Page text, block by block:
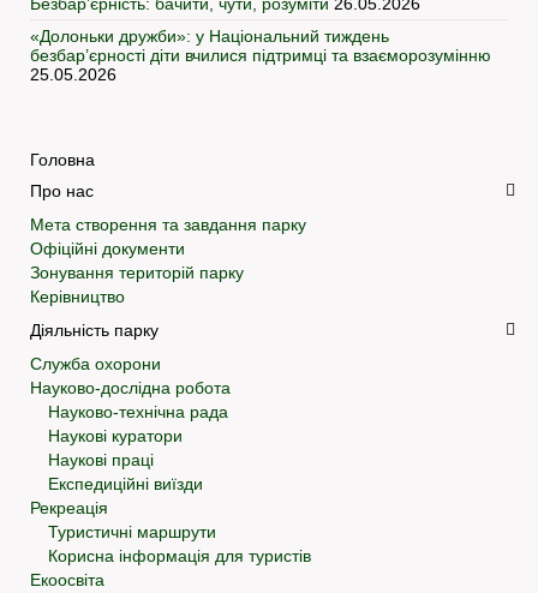
«Долоньки дружби»: у Національний тиждень
безбар’єрності діти вчилися підтримці та взаєморозумінню
25.05.2026
Головна
Про нас
Мета створення та завдання парку
Офіційні документи
Зонування територій парку
Керівництво
Діяльність парку
Служба охорони
Науково-дослідна робота
Науково-технічна рада
Наукові куратори
Наукові праці
Експедиційні виїзди
Рекреація
Туристичні маршрути
Корисна інформація для туристів
Екоосвіта